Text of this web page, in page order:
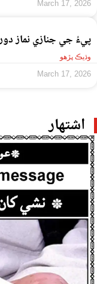
March 17, 2026
پيءُ جي جنازي نماز
وڌيڪ پڙهو
March 17, 2026
اشتهار